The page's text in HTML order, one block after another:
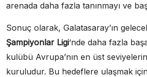
arenada daha fazla tanınmayı ve
Sonuç olarak, Galatasaray’ın
Şampiyonlar Ligi‘nde daha fazla
kulübü Avrupa’nın en üst
kuruludur. Bu hedeflere ulaşmak